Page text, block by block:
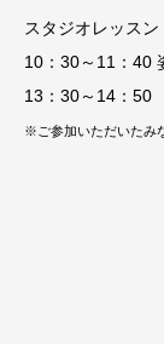
スタジオレッスン
10：30～11：40
13：30～14：50
※ご参加いただいたみ